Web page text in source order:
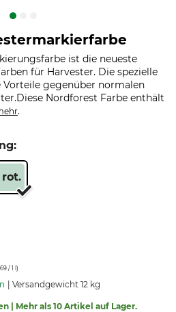
ist die neueste
für Harvester. Die spezielle
gegenüber normalen
Nordforest Farbe enthält
.
rot.
/ 1 l)
Versandgewicht 12 kg
| Mehr als 10 Artikel auf Lager.